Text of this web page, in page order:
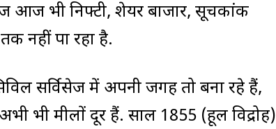
आज भी निफ्टी, शेयर बाजार, सूचकांक
नहीं पा रहा है.
सर्विसेज में अपनी जगह तो बना रहे हैं,
भी मीलों दूर हैं. साल 1855 (हूल विद्रोह)